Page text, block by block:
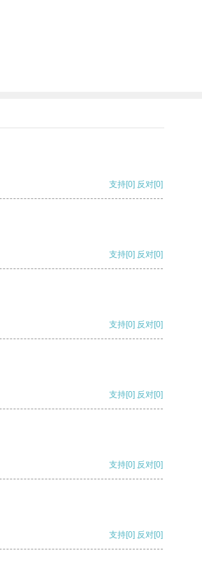
支持[0] 反对[0]
支持[0] 反对[0]
支持[0] 反对[0]
支持[0] 反对[0]
支持[0] 反对[0]
支持[0] 反对[0]